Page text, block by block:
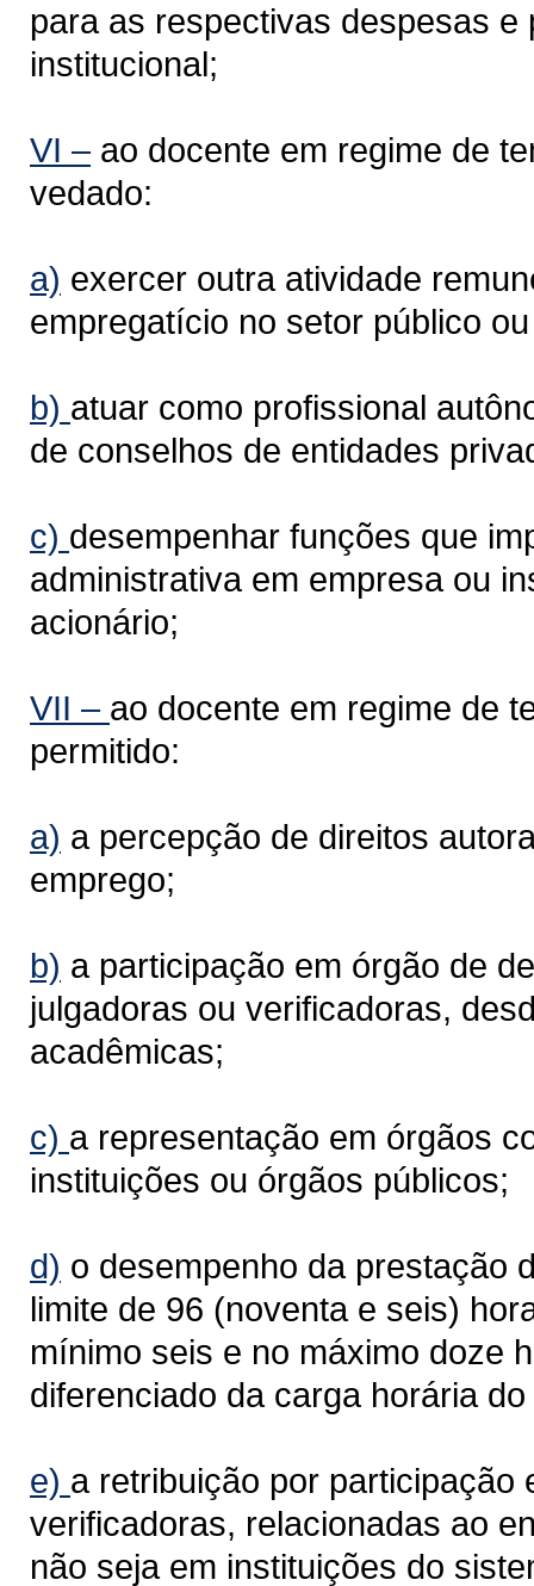
para as respectivas despesas
institucional;
VI –ao docente em regime de
vedado:
a) exercer outra atividade
empregatício no setor público
b) atuar como profissional
de conselhos de entidades
c) desempenhar funções que
administrativa em empresa ou
acionário;
VII – ao docente em regime de
permitido:
a) a percepção de direitos
emprego;
b) a participação em órgão de
julgadoras ou verificadoras,
acadêmicas;
c) a representação em órgãos
instituições ou órgãos públicos;
d) o desempenho da prestação
limite de 96 (noventa e seis)
mínimo seis e no máximo doze
diferenciado da carga horária
e) a retribuição por participação
verificadoras, relacionadas ao
não seja em instituições do